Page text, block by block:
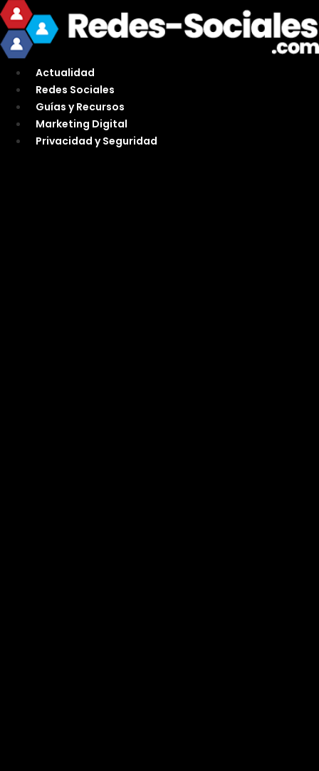
Ir
al
contenido
Actualidad
Redes Sociales
Guías y Recursos
Marketing Digital
Privacidad y Seguridad